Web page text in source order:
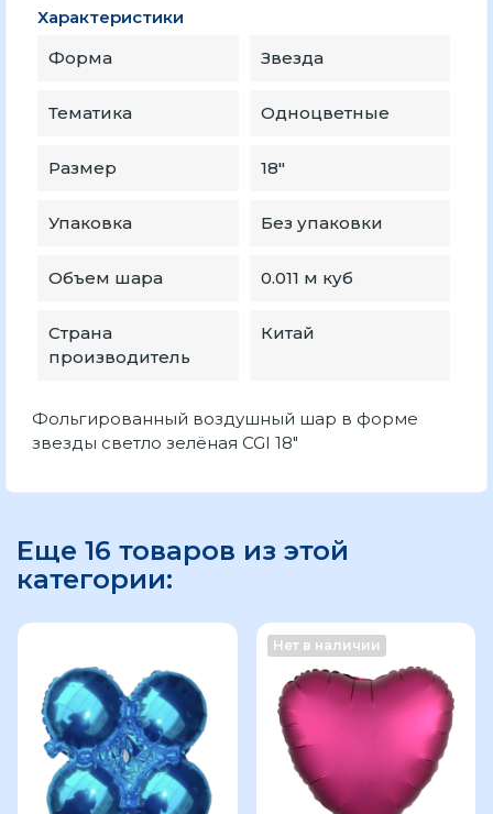
Характеристики
Форма
Звезда
Тематика Одноцветные
Размер 18″
Упаковка Без упаковки
Объем шара 0.011 м куб
Страна
производитель
Китай
Фольгированный воздушный шар в форме
звезды светло зелёная CGI 18"
Еще 16 товаров из этой
категории:
Нет в наличии